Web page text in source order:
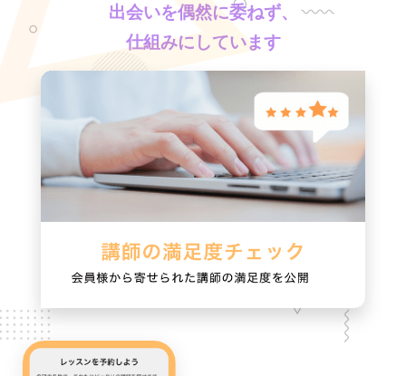
出会いを偶然に委ねず、
仕組みにしています